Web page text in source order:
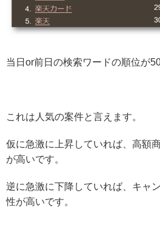
当日or前日の検索ワードの順位が
これは人気の案件と言えます。
仮に急激に上昇していれば、高額
が高いです。
逆に急激に下降していれば、キャ
性が高いです。